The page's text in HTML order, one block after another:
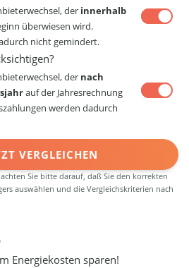
der innerhalb
überwiesen wird.
nicht gemindert.
der nach
auf der Jahresrechnung
werden dadurch
VERGLEICHEN
Sie bitte darauf, daß Sie den korrekten
auswählen und die Vergleichskriterien nach
Energiekosten sparen!